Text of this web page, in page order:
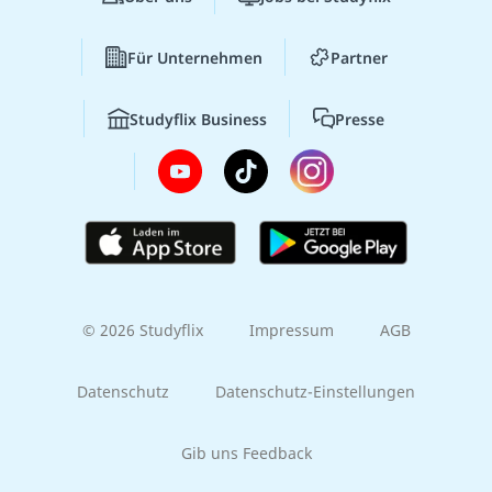
Für Unternehmen Partner
Studyflix Business Presse
© 2026 Studyflix Impressum AGB
Datenschutz Datenschutz-Einstellungen
Gib uns Feedback